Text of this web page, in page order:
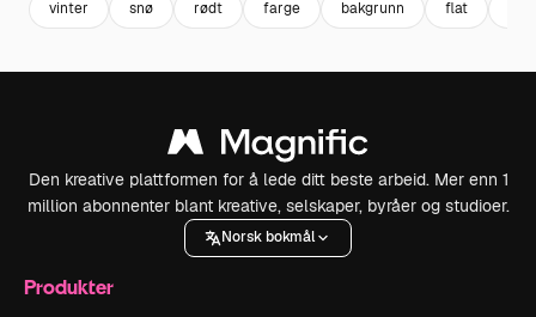
vinter snø rødt farge bakgrunn flat
Den kreative plattformen for å lede ditt beste arbeid. Mer enn 1
million abonnenter blant kreative, selskaper, byråer og studioer.
Norsk bokmål
Produkter